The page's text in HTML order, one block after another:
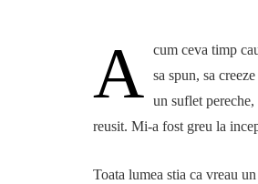
A cum ceva timp
sa spun, sa
un suflet
reusit. Mi-a fost greu la
Toata lumea stia ca vreau